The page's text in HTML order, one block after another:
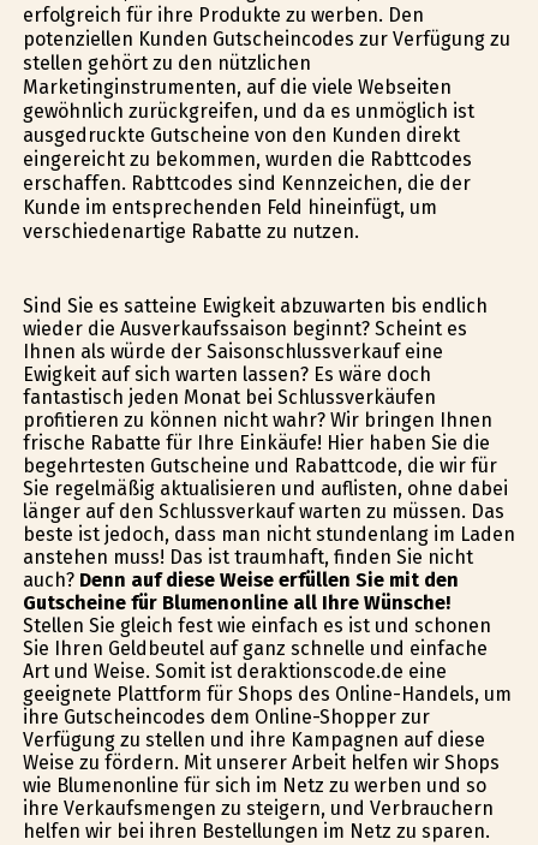
erfolgreich für ihre Produkte zu werben. Den
potenziellen Kunden Gutscheincodes zur Verfügung zu
stellen gehört zu den nützlichen
Marketinginstrumenten, auf die viele Webseiten
gewöhnlich zurückgreifen, und da es unmöglich ist
ausgedruckte Gutscheine von den Kunden direkt
eingereicht zu bekommen, wurden die Rabttcodes
erschaffen. Rabttcodes sind Kennzeichen, die der
Kunde im entsprechenden Feld hineinfügt, um
verschiedenartige Rabatte zu nutzen.
Sind Sie es satteine Ewigkeit abzuwarten bis endlich
wieder die Ausverkaufssaison beginnt? Scheint es
Ihnen als würde der Saisonschlussverkauf eine
Ewigkeit auf sich warten lassen? Es wäre doch
fantastisch jeden Monat bei Schlussverkäufen
profitieren zu können nicht wahr? Wir bringen Ihnen
frische Rabatte für Ihre Einkäufe! Hier haben Sie die
begehrtesten Gutscheine und Rabattcode, die wir für
Sie regelmäßig aktualisieren und auflisten, ohne dabei
länger auf den Schlussverkauf warten zu müssen. Das
beste ist jedoch, dass man nicht stundenlang im Laden
anstehen muss! Das ist traumhaft, finden Sie nicht
auch? Denn auf diese Weise erfüllen Sie mit den
Gutscheine für Blumenonline all Ihre Wünsche!
Stellen Sie gleich fest wie einfach es ist und schonen
Sie Ihren Geldbeutel auf ganz schnelle und einfache
Art und Weise. Somit ist deraktionscode.de eine
geeignete Plattform für Shops des Online-Handels, um
ihre Gutscheincodes dem Online-Shopper zur
Verfügung zu stellen und ihre Kampagnen auf diese
Weise zu fördern. Mit unserer Arbeit helfen wir Shops
wie Blumenonline für sich im Netz zu werben und so
ihre Verkaufsmengen zu steigern, und Verbrauchern
helfen wir bei ihren Bestellungen im Netz zu sparen.